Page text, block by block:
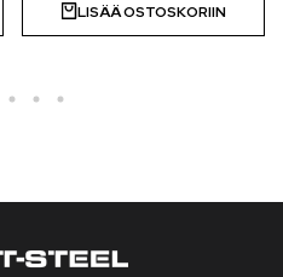
LISÄÄ OSTOSKORIIN